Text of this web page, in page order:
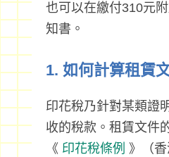
也可以在繳付310元
知書。
1. 如何計算租賃
印花稅乃針對某類證
收的稅款。租賃文件
《 印花稅條例 》（香